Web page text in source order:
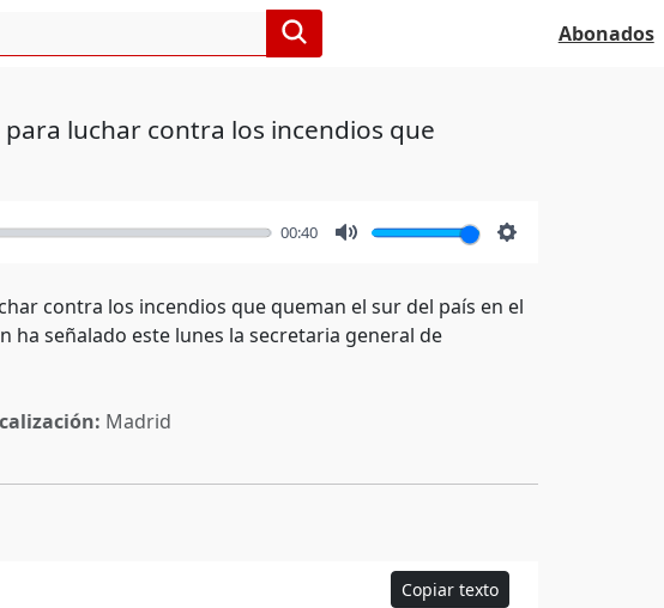
Abonados
luchar contra los incendios que
00:40
contra los incendios que queman el sur del país en el
ha señalado este lunes la secretaria general de
Madrid
Copiar texto